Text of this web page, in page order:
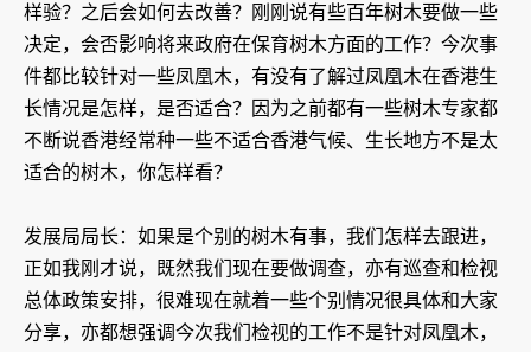
样验？之后会如何去改善？刚刚说有些百年树木要做一些
决定，会否影响将来政府在保育树木方面的工作？今次事
件都比较针对一些凤凰木，有没有了解过凤凰木在香港生
长情况是怎样，是否适合？因为之前都有一些树木专家都
不断说香港经常种一些不适合香港气候、生长地方不是太
适合的树木，你怎样看？
发展局局长：如果是个别的树木有事，我们怎样去跟进，
正如我刚才说，既然我们现在要做调查，亦有巡查和检视
总体政策安排，很难现在就着一些个别情况很具体和大家
分享，亦都想强调今次我们检视的工作不是针对凤凰木，